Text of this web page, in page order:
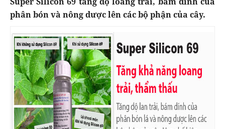
phân bón và nông dược lên các bộ phận của cây.